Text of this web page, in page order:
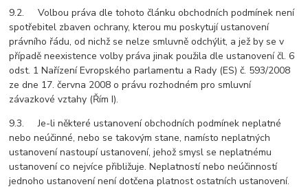
9.2. Volbou práva dle tohoto článku obchodních podmínek není
spotřebitel zbaven ochrany, kterou mu poskytují ustanovení
právního řádu, od nichž se nelze smluvně odchýlit, a jež by se v
případě neexistence volby práva jinak použila dle ustanovení čl. 6
odst. 1 Nařízení Evropského parlamentu a Rady (ES) č. 593/2008
ze dne 17. června 2008 o právu rozhodném pro smluvní
závazkové vztahy (Řím I).
9.3. Je-li některé ustanovení obchodních podmínek neplatné
nebo neúčinné, nebo se takovým stane, namísto neplatných
ustanovení nastoupí ustanovení, jehož smysl se neplatnému
ustanovení co nejvíce přibližuje. Neplatností nebo neúčinností
jednoho ustanovení není dotčena platnost ostatních ustanovení.